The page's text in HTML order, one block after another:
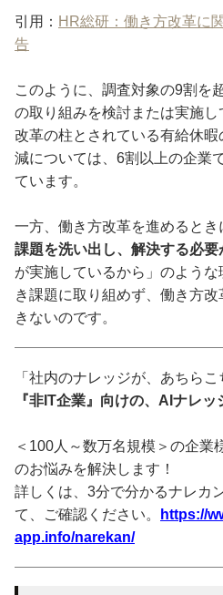
引用： HR総研：働き方改革に
告
このように、調査対象の9割を
の取り組みを検討または実施
改革の柱とされている有給休暇
減については、6割以上の企業
ています。
一方、働き方改革を進めるとき
課題を洗い出し、解決する必要
が実施しているから」のよう
き課題に取り組めず、働き方
きないのです。
「社内のナレッジが、あちら
『非IT企業』向けの、AIナレッ
＜100人～数万名規模＞の企業
のお悩みを解決します！
詳しくは、3分で分かるナレカ
て、ご確認ください。
https://
app.info/narekan/